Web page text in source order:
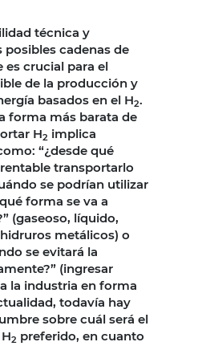
técnica y
cadenas de
es crucial para el
de la producción y
basados ​​en el H2.
forma más barata de
H2 implica
“¿desde qué
transportarlo
se podrían utilizar
forma se va a
(gaseoso, líquido,
metálicos) o
se evitará la
(ingresar
la industria en forma
todavía hay
sobre cuál será el
2 preferido, en cuanto